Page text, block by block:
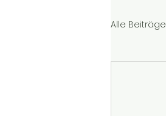
Alle Beiträge